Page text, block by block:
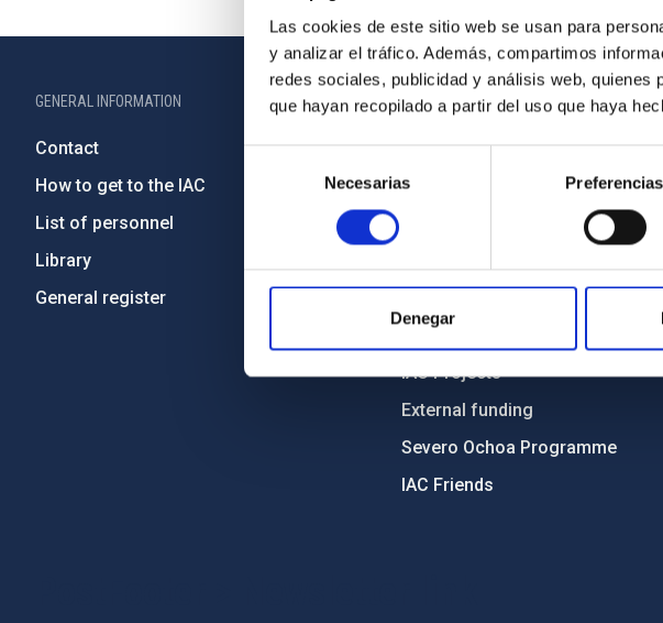
Las cookies de este sitio web se usan para
y analizar el tráfico. Además, compartimos
redes sociales, publicidad y análisis web, quienes
que hayan recopilado a partir del uso que haya
consentimiento
Necesarias Preferencias
Denegar
GENERAL INFORMATION
Contact
How to get to the IAC
List of personnel
Library
General register
ABOUT THE IAC
Legislation
Transparency
Code of ethics and anti-fraud
Environment and Sustainability
Forever IAC
IAC Projects
External funding
Severo Ochoa Programme
IAC Friends